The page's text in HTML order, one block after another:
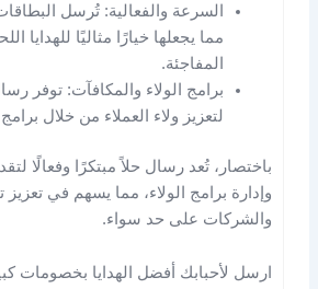
السرعة والفعالية: تُرسل
مما يجعلها خيارًا مثاليًا للهدايا
المفاجئة.
برامج الولاء والمكافآت: توفر
لتعزيز ولاء العملاء من خلال
باختصار، تُعد رسال حلاً مبتكرًا وفعالًا
وإدارة برامج الولاء، مما يسهم في
والشركات على حد سواء.
ارسل لأحبابك أفضل الهدايا بخصومات